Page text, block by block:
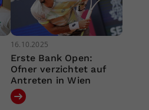
16.10.2025
Erste Bank Open:
Ofner verzichtet auf
Antreten in Wien